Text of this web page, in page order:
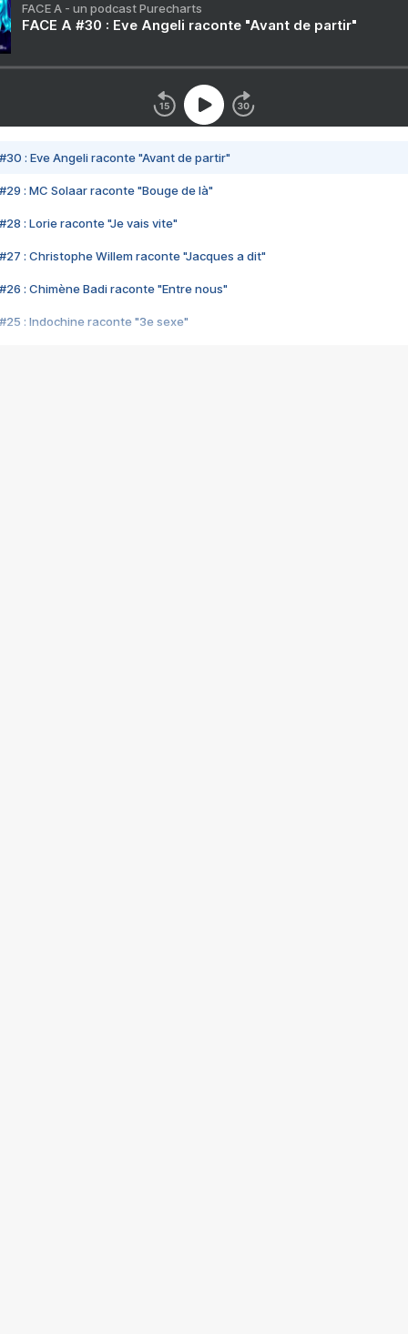
FACE A - un podcast Purecharts
FACE A #30 : Eve Angeli raconte "Avant de partir"
#30 : Eve Angeli raconte "Avant de partir"
#29 : MC Solaar raconte "Bouge de là"
#28 : Lorie raconte "Je vais vite"
#27 : Christophe Willem raconte "Jacques a dit"
#26 : Chimène Badi raconte "Entre nous"
#25 : Indochine raconte "3e sexe"